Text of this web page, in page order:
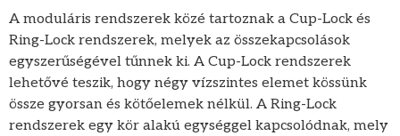
A moduláris rendszerek közé tartoznak a Cup-Lock és
Ring-Lock rendszerek, melyek az összekapcsolások
egyszerűségével tűnnek ki. A Cup-Lock rendszerek
lehetővé teszik, hogy négy vízszintes elemet kössünk
össze gyorsan és kötőelemek nélkül. A Ring-Lock
rendszerek egy kör alakú egységgel kapcsolódnak, mely